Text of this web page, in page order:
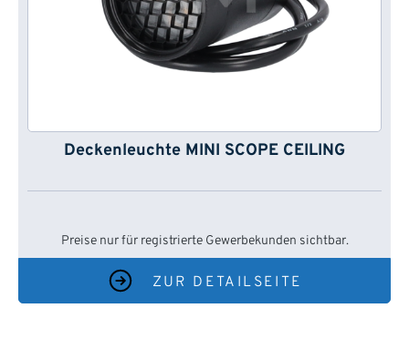
Deckenleuchte MINI SCOPE CEILING
Preise nur für registrierte Gewerbekunden sichtbar.
ZUR DETAILSEITE